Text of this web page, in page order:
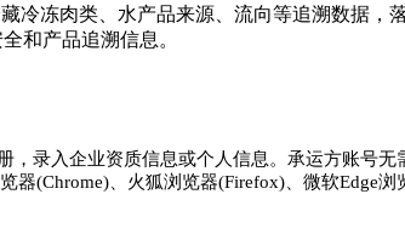
冷冻肉类、水产品来源、流向等追溯数据
和产品追溯信息。
，录入企业资质信息或个人信息。承运方账号无
器(Chrome)、火狐浏览器(Firefox)、微软Edge浏